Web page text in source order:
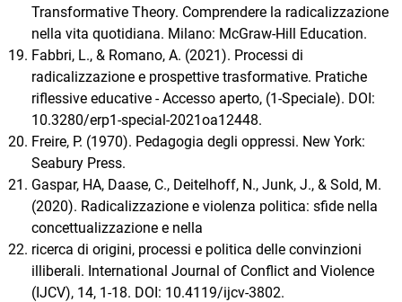
Transformative Theory. Comprendere la radicalizzazione
nella vita quotidiana. Milano: McGraw-Hill Education.
Fabbri, L., & Romano, A. (2021). Processi di
radicalizzazione e prospettive trasformative. Pratiche
riflessive educative - Accesso aperto, (1-Speciale). DOI:
10.3280/erp1-special-2021oa12448.
Freire, P. (1970). Pedagogia degli oppressi. New York:
Seabury Press.
Gaspar, HA, Daase, C., Deitelhoff, N., Junk, J., & Sold, M.
(2020). Radicalizzazione e violenza politica: sfide nella
concettualizzazione e nella
ricerca di origini, processi e politica delle convinzioni
illiberali. International Journal of Conflict and Violence
(IJCV), 14, 1-18. DOI: 10.4119/ijcv-3802.